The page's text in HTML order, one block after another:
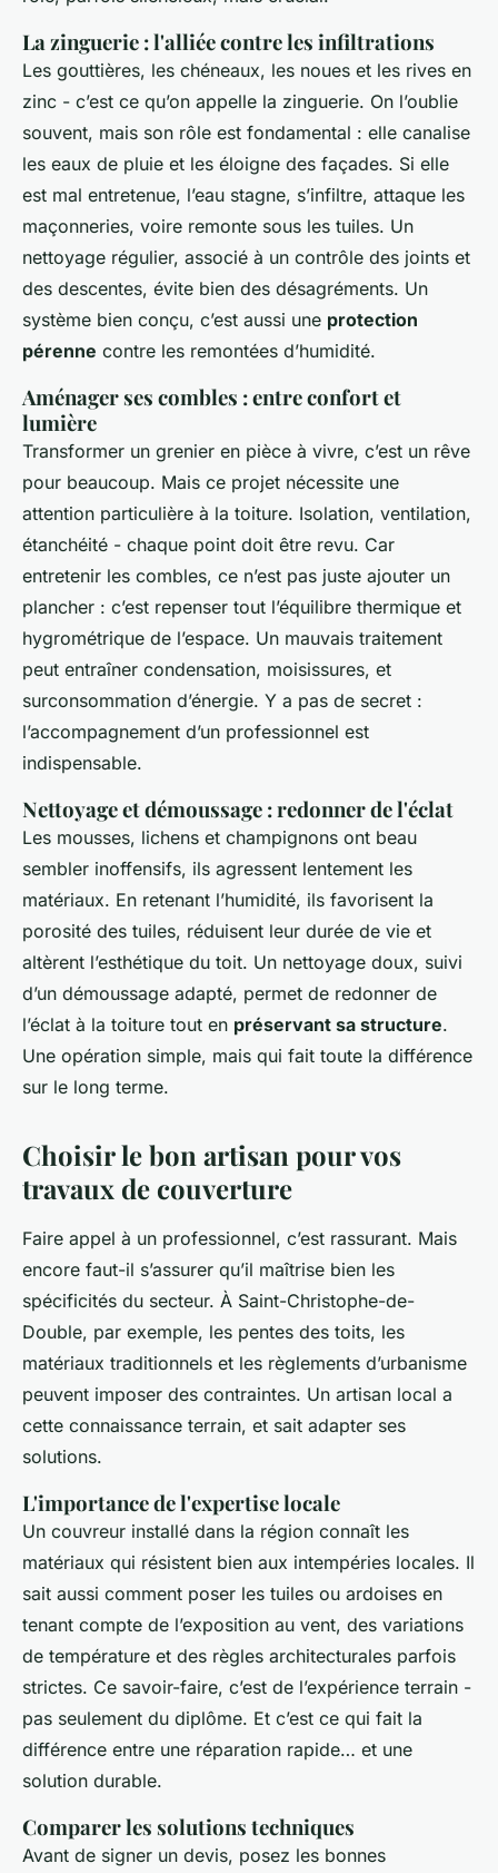
La zinguerie : l'alliée contre les infiltrations
Les gouttières, les chéneaux, les noues et les rives en
zinc - c’est ce qu’on appelle la zinguerie. On l’oublie
souvent, mais son rôle est fondamental : elle canalise
les eaux de pluie et les éloigne des façades. Si elle
est mal entretenue, l’eau stagne, s’infiltre, attaque les
maçonneries, voire remonte sous les tuiles. Un
nettoyage régulier, associé à un contrôle des joints et
des descentes, évite bien des désagréments. Un
système bien conçu, c’est aussi une protection
pérenne contre les remontées d’humidité.
Aménager ses combles : entre confort et
lumière
Transformer un grenier en pièce à vivre, c’est un rêve
pour beaucoup. Mais ce projet nécessite une
attention particulière à la toiture. Isolation, ventilation,
étanchéité - chaque point doit être revu. Car
entretenir les combles, ce n’est pas juste ajouter un
plancher : c’est repenser tout l’équilibre thermique et
hygrométrique de l’espace. Un mauvais traitement
peut entraîner condensation, moisissures, et
surconsommation d’énergie. Y a pas de secret :
l’accompagnement d’un professionnel est
indispensable.
Nettoyage et démoussage : redonner de l'éclat
Les mousses, lichens et champignons ont beau
sembler inoffensifs, ils agressent lentement les
matériaux. En retenant l’humidité, ils favorisent la
porosité des tuiles, réduisent leur durée de vie et
altèrent l’esthétique du toit. Un nettoyage doux, suivi
d’un démoussage adapté, permet de redonner de
l’éclat à la toiture tout en préservant sa structure.
Une opération simple, mais qui fait toute la différence
sur le long terme.
Choisir le bon artisan pour vos
travaux de couverture
Faire appel à un professionnel, c’est rassurant. Mais
encore faut-il s’assurer qu’il maîtrise bien les
spécificités du secteur. À Saint-Christophe-de-
Double, par exemple, les pentes des toits, les
matériaux traditionnels et les règlements d’urbanisme
peuvent imposer des contraintes. Un artisan local a
cette connaissance terrain, et sait adapter ses
solutions.
L'importance de l'expertise locale
Un couvreur installé dans la région connaît les
matériaux qui résistent bien aux intempéries locales. Il
sait aussi comment poser les tuiles ou ardoises en
tenant compte de l’exposition au vent, des variations
de température et des règles architecturales parfois
strictes. Ce savoir-faire, c’est de l’expérience terrain -
pas seulement du diplôme. Et c’est ce qui fait la
différence entre une réparation rapide… et une
solution durable.
Comparer les solutions techniques
Avant de signer un devis, posez les bonnes